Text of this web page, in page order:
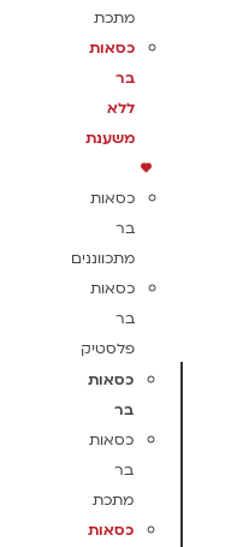
מתכת
כסאות
בר
ללא
משענת
כסאות
בר
מתכווננים
כסאות
בר
פלסטיק
כסאות
בר
כסאות
בר
מתכת
כסאות